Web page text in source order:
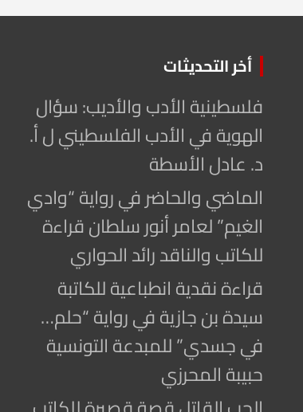
أخر التحديثات
فلسطينية الأدب والأديب: سؤال
الهوية في الأدب الفلسطيني ل أ.
د. عادل الأسطة
الماضي والحاضر في رواية “وادي
الغيم” لعامر أنور سلطان قراءة
للكاتب والناقد رائد الحواري
قراءة نقدية انطباعية للكاتبة
سيدة بن جازية في رواية “حلم…
في جسدي” للمبدعة التونسية
حبيبة المحرزي